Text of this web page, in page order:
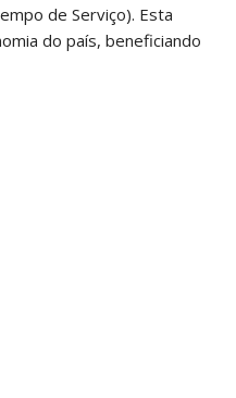
de Serviço). Esta
do país, beneficiando